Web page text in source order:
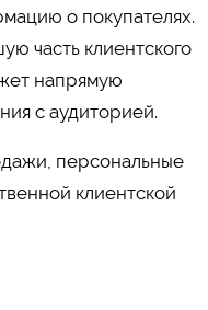
о покупателях.
часть клиентского
напрямую
с аудиторией.
персональные
клиентской